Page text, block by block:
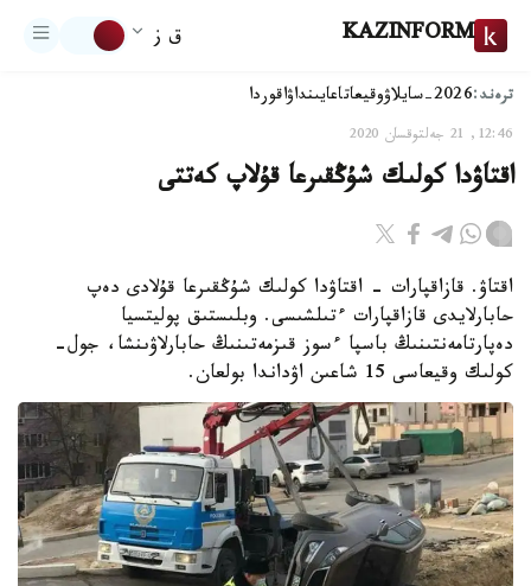
KAZINFORM ق ز
ترەند:2026-سايلاۋ وقيعاتاعايىنداۋاقوردا
12:46, 21 جەلتوقسان 2020
اقتاۋدا كولىك شۇڭقىرعا قۇلاپ كەتتى
اقتاۋ. قازاقپارات - اقتاۋدا كولىك شۇڭقىرعا قۇلادى دەپ
حابارلايدى قازاقپارات ءتىلشىسى. وبلىستىق پوليتسيا
دەپارتامەنتىنىڭ باسپا ءسوز قىزمەتىنىڭ حابارلاۋىنشا، جول-
كولىك وقيعاسى 15 شاعىن اۋداندا بولعان.